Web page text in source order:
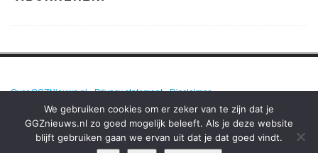
Over GGZNieuws.nl•Privacy statement•Disclaimer
GGZNIEUWS.NL – ELKE DAG HET NIEUWS OVER MENTALE GEZONDHEID
We gebruiken cookies om er zeker van te zijn dat je
GGZnieuws.nl zo goed mogelijk beleeft. Als je deze website
blijft gebruiken gaan we ervan uit dat je dat goed vindt.